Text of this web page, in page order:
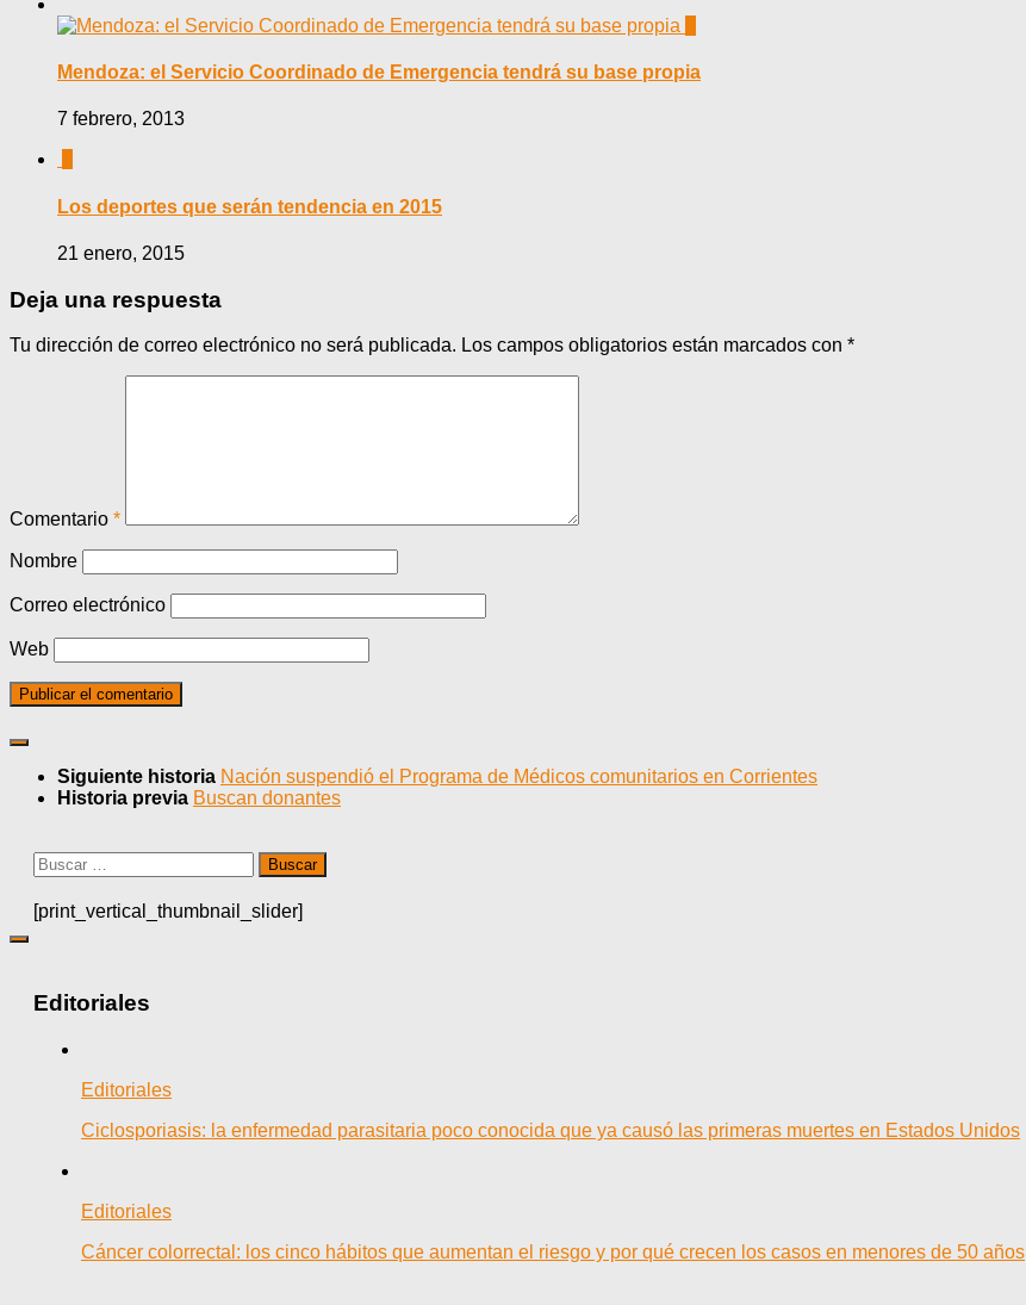
Mendoza: el Servicio Coordinado de Emergencia tendrá su base propia
7 febrero, 2013
Los deportes que serán tendencia en 2015
21 enero, 2015
Deja una respuesta
Tu dirección de correo electrónico no será publicada. Los campos obligatorios están marcados con *
Comentario *
Nombre
Correo electrónico
Web
Siguiente historia Nación suspendió el Programa de Médicos comunitarios en Corrientes
Historia previa Buscan donantes
Buscar:
[print_vertical_thumbnail_slider]
Editoriales
Editoriales
Ciclosporiasis: la enfermedad parasitaria poco conocida que ya causó las primeras muertes en Estados Unidos
Editoriales
Cáncer colorrectal: los cinco hábitos que aumentan el riesgo y por qué crecen los casos en menores de 50 años